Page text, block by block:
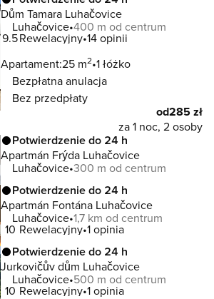
Dům Tamara Luhačovice
Luhačovice 400 m od centrum
9.5Rewelacyjny 14 opinii
Apartament:25 m2 1 łóżko
Bezpłatna anulacja
Bez przedpłaty
od285 zł
za 1 noc, 2 osoby
Potwierdzenie do 24 h
Apartmán Frýda Luhačovice
Luhačovice 300 m od centrum
Potwierdzenie do 24 h
Apartmán Fontána Luhačovice
Luhačovice 1,7 km od centrum
10 Rewelacyjny 1 opinia
Potwierdzenie do 24 h
Jurkovičův dům Luhačovice
Luhačovice 500 m od centrum
10 Rewelacyjny 1 opinia